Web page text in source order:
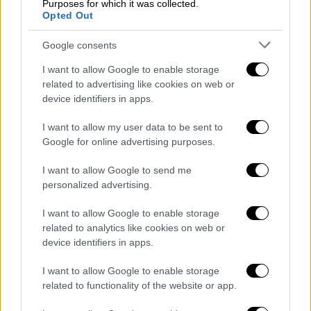
Purposes for which it was collected.
Opted Out
Google consents
I want to allow Google to enable storage
related to advertising like cookies on web or
device identifiers in apps.
I want to allow my user data to be sent to
Google for online advertising purposes.
I want to allow Google to send me
personalized advertising.
I want to allow Google to enable storage
related to analytics like cookies on web or
device identifiers in apps.
I want to allow Google to enable storage
related to functionality of the website or app.
εργασιών στα λιμάνια, οι εργασίες
διακόπτονται όταν παρεμποδίζονται άμεσα
από τις καιρικές συνθήκες και
επαναλαμβάνονται μετά την αποκατάσταση
ασφαλών συνθηκών εργασίας. Σε κάθε
περίπτωση, απαγορεύεται η εγκατάσταση ή
χρήση ανυψωτικών μηχανημάτων σε καιρικές
συνθήκες που είναι δυνατό να θέσουν σε
επανελέγχονται από τον επιβλέποντα
μηχανικό αντιστηρίξεις, εκσκαφές κ.λπ. πριν
από την επανάληψη εργασιών που
διακόπηκαν λόγω παγετού.
εργοδότες(συμπεριλαμβανομένων των
ψηφιακών πλατφορμών), που απασχολούν